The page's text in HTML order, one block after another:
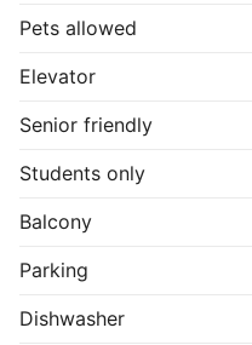
Der tages forbehold for
Der vil blive indhentet
Henvendelser besvares
Pets allowed
Elevator
Senior friendly
Students only
Balcony
Parking
Dishwasher